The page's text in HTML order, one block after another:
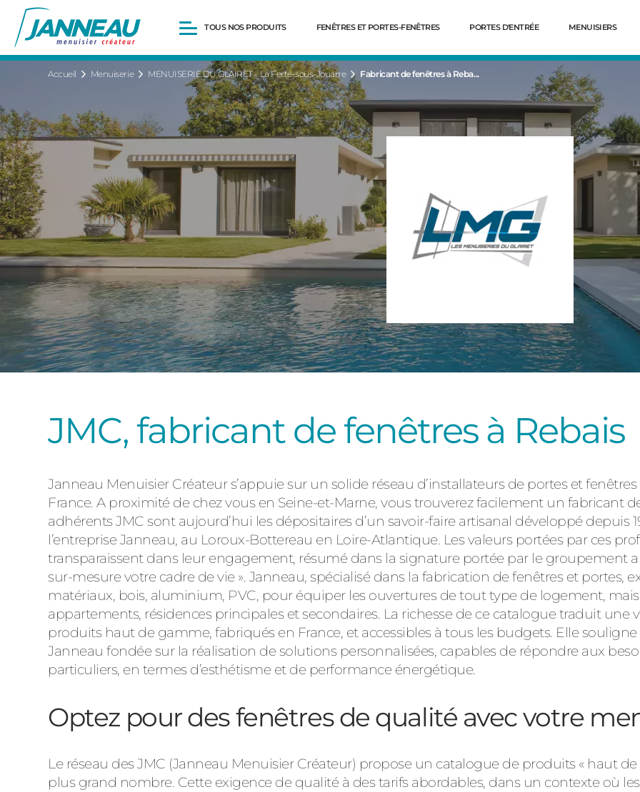
TOUS NOS PRODUITS
Portes d’entrée
Volets roulants
Découvrez
Portails et portillons
Carports
Clôtures
FENÊTRES ET PORTES-FENÊTRES PORTES D'ENTRÉE MENUISIERS
Accueil Menuiserie MENUISERIE DU GLAIRET - La Ferté-sous-Jouarre Fabricant de fenêtres à Reba...
JMC, fabricant de fenêtres à Rebais
Janneau Menuisier Créateur s’appuie sur un solide réseau d’installateurs de portes et
France. A proximité de chez vous en Seine-et-Marne, vous trouverez facilement un fabricant
adhérents JMC sont aujourd’hui les dépositaires d’un savoir-faire artisanal développé depuis
l’entreprise Janneau, au Loroux-Bottereau en Loire-Atlantique. Les valeurs portées par ces
transparaissent dans leur engagement, résumé dans la signature portée par le groupement
sur-mesure votre cadre de vie ». Janneau, spécialisé dans la fabrication de fenêtres et portes,
matériaux, bois, aluminium, PVC, pour équiper les ouvertures de tout type de logement,
appartements, résidences principales et secondaires. La richesse de ce catalogue traduit une
produits haut de gamme, fabriqués en France, et accessibles à tous les budgets. Elle
Janneau fondée sur la réalisation de solutions personnalisées, capables de répondre aux
particuliers, en termes d’esthétisme et de performance énergétique.
Optez pour des fenêtres de qualité avec votre
Le réseau des JMC (Janneau Menuisier Créateur) propose un catalogue de produits « haut
plus grand nombre. Cette exigence de qualité à des tarifs abordables, dans un contexte où